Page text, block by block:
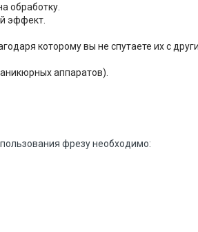
обработку.
эффект.
которому вы не спутаете их с
аппаратов).
фрезу необходимо: